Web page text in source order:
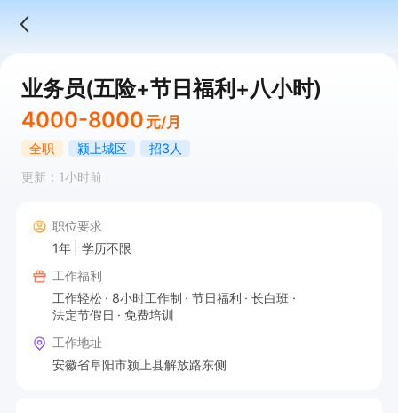
业务员(五险+节日福利+八小时)
4000-8000 元/月
全职 颍上城区
招3人
更新：1小时前
职位要求
1年
学历不限
工作福利
工作轻松
8小时工作制 节日福利
长白班
法定节假日
免费培训
工作地址
安徽省阜阳市颍上县解放路东侧